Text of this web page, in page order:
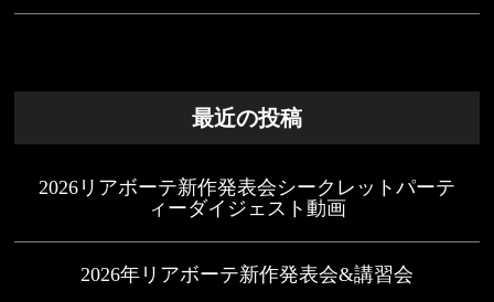
最近の投稿
2026リアボーテ新作発表会シークレットパーテ
ィーダイジェスト動画
2026年リアボーテ新作発表会&講習会